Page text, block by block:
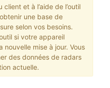
et à l’aide de l’outil
une base de
selon vos besoins.
si votre appareil
nouvelle mise à jour. Vous
des données de radars
actuelle.